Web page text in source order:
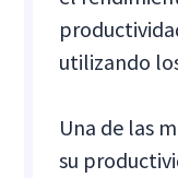
utilizando
Una de las
su